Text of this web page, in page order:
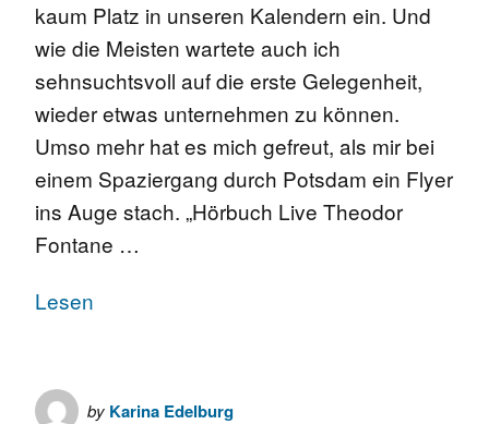
kaum Platz in unseren Kalendern ein. Und
wie die Meisten wartete auch ich
sehnsuchtsvoll auf die erste Gelegenheit,
wieder etwas unternehmen zu können.
Umso mehr hat es mich gefreut, als mir bei
einem Spaziergang durch Potsdam ein Flyer
ins Auge stach. „Hörbuch Live Theodor
Fontane …
Lesen
by Karina Edelburg